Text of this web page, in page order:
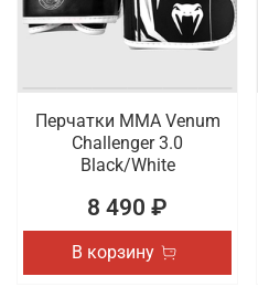
Перчатки ММА Venum
Challenger 3.0
Black/White
8 490 ₽
В корзину